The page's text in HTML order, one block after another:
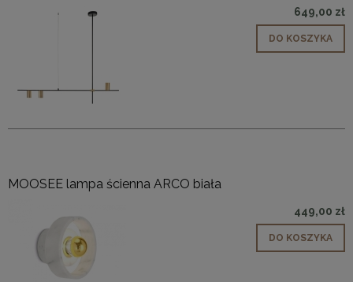
649,00 zł
DO KOSZYKA
MOOSEE lampa ścienna ARCO biała
449,00 zł
DO KOSZYKA